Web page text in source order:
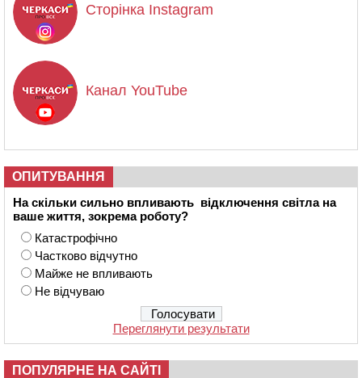
Сторінка Instagram
Канал YouTube
ОПИТУВАННЯ
На скільки сильно впливають відключення світла на
ваше життя, зокрема роботу?
Катастрофічно
Частково відчутно
Майже не впливають
Не відчуваю
Переглянути результати
ПОПУЛЯРНЕ НА САЙТІ